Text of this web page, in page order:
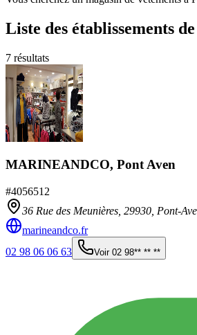
Liste des établissements
7 résultats
MARINEANDCO, Pont Aven
#4056512
36 Rue des Meunières, 29930 Pont-
marineandco.fr
02 98 06 06 63
Voir 02 98** ** **